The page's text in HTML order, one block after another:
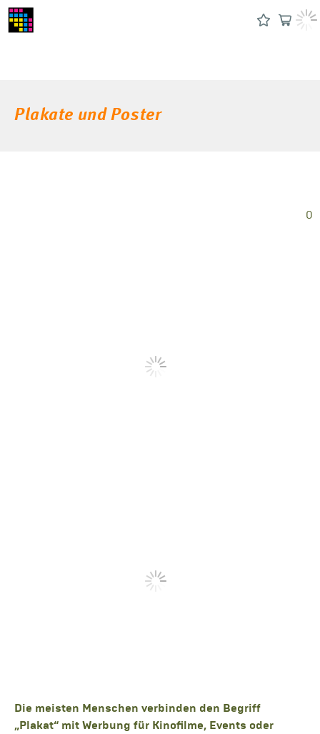
Plakate und Poster
0
Die meisten Menschen verbinden den Begriff
„Plakat“ mit Werbung für Kinofilme, Events oder